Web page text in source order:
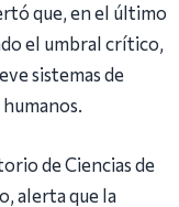
que, en el último
el umbral crítico,
sistemas de
de Ciencias de
alerta que la